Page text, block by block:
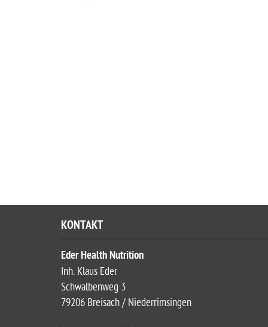
KONTAKT
Eder Health Nutrition
Inh. Klaus Eder
Schwalbenweg 3
79206 Breisach / Niederrimsingen